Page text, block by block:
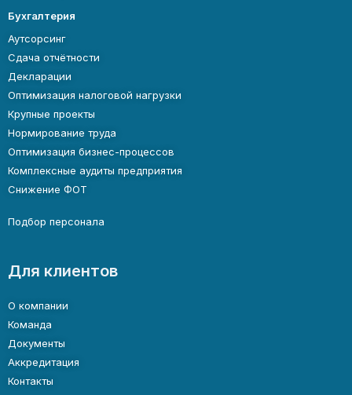
Бухгалтерия
Аутсорсинг
Сдача отчётности
Декларации
Оптимизация налоговой нагрузки
Крупные проекты
Нормирование труда
Оптимизация бизнес-процессов
Комплексные аудиты предприятия
Снижение ФОТ
Подбор персонала
Для клиентов
О компании
Команда
Документы
Аккредитация
Контакты